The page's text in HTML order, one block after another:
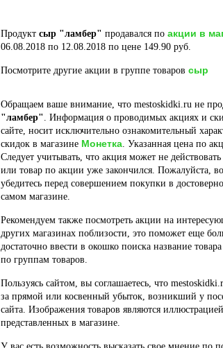
Продукт сыр "ламбер" продавался по акции в
06.08.2018 по 12.08.2018 по цене 149.90 руб.
Посмотрите другие акции в группе товаров сыр
Обращаем ваше внимание, что mestoskidki.ru не
"ламбер". Информация о проводимых акциях и
сайте, носит исключительно ознакомительный
скидок в магазине Монетка. Указанная цена по
Следует учитывать, что акция может не
или товар по акции уже закончился. Пожалуйста,
убедитесь перед совершением покупки в
самом магазине.
Рекомендуем также посмотреть акции на
других магазинах поблизости, это поможет еще
достаточно ввести в окошко поиска название
по группам товаров.
Пользуясь сайтом, вы соглашаетесь, что
за прямой или косвенный убыток, возникший у
сайта. Изображения товаров являются
представленных в магазине.